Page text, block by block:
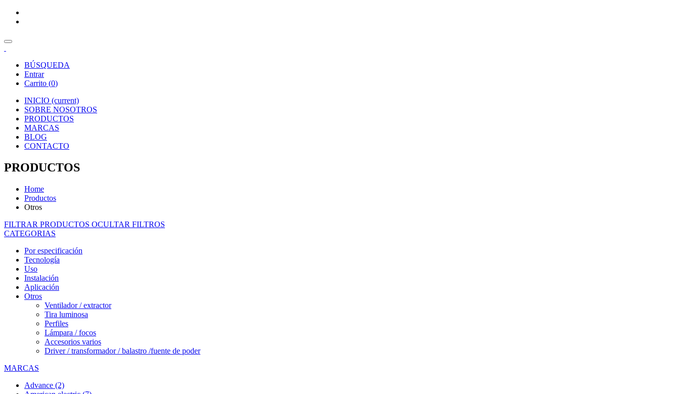
BÚSQUEDA
Entrar
Carrito (0)
INICIO (current)
SOBRE NOSOTROS
PRODUCTOS
MARCAS
BLOG
CONTACTO
PRODUCTOS
Home
Productos
Otros
FILTRAR PRODUCTOS OCULTAR FILTROS
CATEGORIAS
Por especificación
Tecnología
Uso
Instalación
Aplicación
Otros
Ventilador / extractor
Tira luminosa
Perfiles
Lámpara / focos
Accesorios varios
Driver / transformador / balastro /fuente de poder
MARCAS
Advance (2)